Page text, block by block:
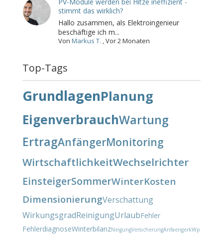
stimmt das wirklich?
Hallo zusammen, als Elektroingenieur
beschäftige ich m...
VonMarkus T. ,Vor 2 Monaten
Top-Tags
GrundlagenPlanung
EigenverbrauchWartung
ErtragAnfängerMonitoring
WirtschaftlichkeitWechselrichter
EinsteigerSommerWinterKosten
DimensionierungVerschattung
WirkungsgradReinigungUrlaubFehler
FehlerdiagnoseWinterbilanzNeigungVersicherungAnfaengerkWp